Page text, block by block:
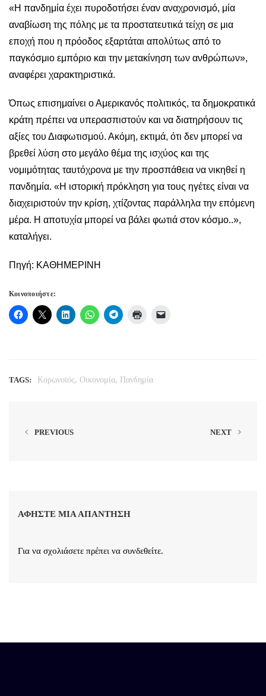
«Η πανδημία έχει πυροδοτήσει έναν αναχρονισμό, μία
αναβίωση της πόλης με τα προστατευτικά τείχη σε μια
εποχή που η πρόοδος εξαρτάται απολύτως από το
παγκόσμιο εμπόριο και την μετακίνηση των ανθρώπων»,
αναφέρει χαρακτηριστικά.
Όπως επισημαίνει ο Αμερικανός πολιτικός, τα δημοκρατικά
κράτη πρέπει να υπερασπιστούν και να διατηρήσουν τις
αξίες του Διαφωτισμού. Ακόμη, εκτιμά, ότι δεν μπορεί να
βρεθεί λύση στο μεγάλο θέμα της ισχύος και της
νομιμότητας ταυτόχρονα με την προσπάθεια να νικηθεί η
πανδημία. «Η ιστορική πρόκληση για τους ηγέτες είναι να
διαχειριστούν την κρίση, χτίζοντας παράλληλα την επόμενη
μέρα. Η αποτυχία μπορεί να βάλει φωτιά στον κόσμο..»,
καταλήγει.
Πηγή: ΚΑΘΗΜΕΡΙΝΗ
Κοινοποιήστε:
TAGS: Κορωνοϊός, Οικονομία, Πανδημία
PREVIOUS NEXT
ΑΦΉΣΤΕ ΜΙΑ ΑΠΆΝΤΗΣΗ
Για να σχολιάσετε πρέπει να συνδεθείτε.